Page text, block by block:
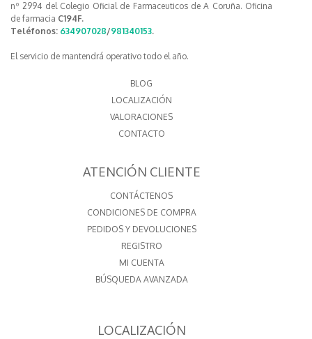
nº 2994 del Colegio Oficial de Farmaceuticos de A Coruña. Oficina
de farmacia C194F.
Teléfonos: 634907028/981340153.
El servicio de mantendrá operativo todo el año.
BLOG
LOCALIZACIÓN
VALORACIONES
CONTACTO
ATENCIÓN CLIENTE
CONTÁCTENOS
CONDICIONES DE COMPRA
PEDIDOS Y DEVOLUCIONES
REGISTRO
MI CUENTA
BÚSQUEDA AVANZADA
LOCALIZACIÓN